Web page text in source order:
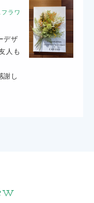
ラワ
デザ
人も
謝し